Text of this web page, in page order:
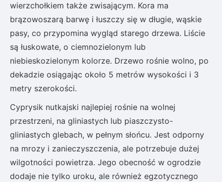
wierzchołkiem także zwisającym. Kora ma
brązowoszarą barwę i łuszczy się w długie, wąskie
pasy, co przypomina wygląd starego drzewa. Liście
są łuskowate, o ciemnozielonym lub
niebieskozielonym kolorze. Drzewo rośnie wolno, po
dekadzie osiągając około 5 metrów wysokości i 3
metry szerokości.
Cyprysik nutkajski najlepiej rośnie na wolnej
przestrzeni, na gliniastych lub piaszczysto-
gliniastych glebach, w pełnym słońcu. Jest odporny
na mrozy i zanieczyszczenia, ale potrzebuje dużej
wilgotności powietrza. Jego obecność w ogrodzie
dodaje nie tylko uroku, ale również egzotycznego